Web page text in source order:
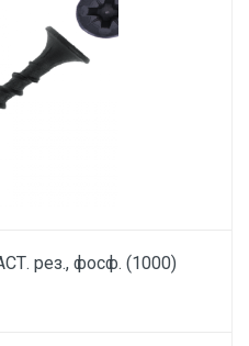
рез., фосф. (1000)